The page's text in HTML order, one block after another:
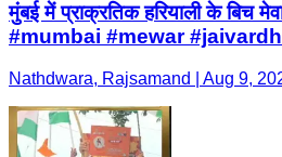
मुंबई में प्राक्रतिक हरियाली के बिच
#mumbai #mewar
Nathdwara, Rajsamand | Aug 9,